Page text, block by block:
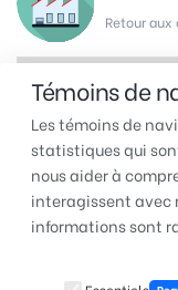
Témoins de
Les témoins de
statistiques qui
nous aider à
interagissent avec
informations sont
Retour
TUAC